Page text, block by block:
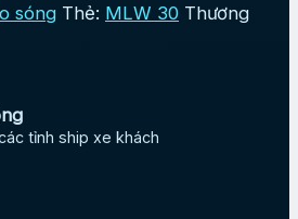
sóng Thẻ: MLW 30 Thương
tỉnh ship xe khách